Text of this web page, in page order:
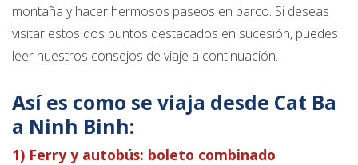
montaña y hacer hermosos paseos en barco. Si deseas
visitar estos dos puntos destacados en sucesión, puedes
leer nuestros consejos de viaje a continuación.
Así es como se viaja desde Cat Ba
a Ninh Binh:
1) Ferry y autobús: boleto combinado